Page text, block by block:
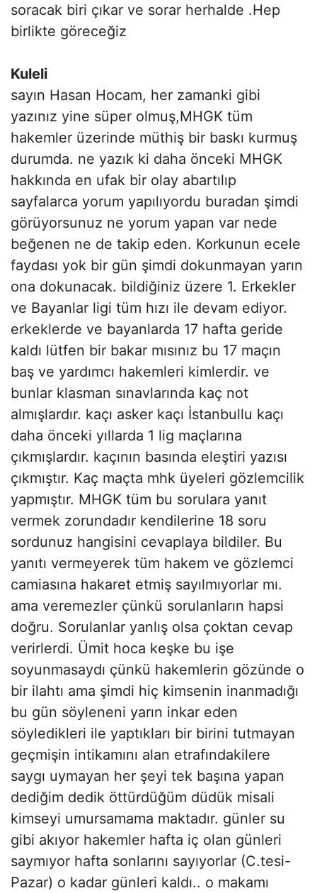
soracak biri çıkar ve sorar herhalde .Hep
birlikte göreceğiz
Kuleli
sayın Hasan Hocam, her zamanki gibi
yazınız yine süper olmuş,MHGK tüm
hakemler üzerinde müthiş bir baskı kurmuş
durumda. ne yazık ki daha önceki MHGK
hakkında en ufak bir olay abartılıp
sayfalarca yorum yapılıyordu buradan şimdi
görüyorsunuz ne yorum yapan var nede
beğenen ne de takip eden. Korkunun ecele
faydası yok bir gün şimdi dokunmayan yarın
ona dokunacak. bildiğiniz üzere 1. Erkekler
ve Bayanlar ligi tüm hızı ile devam ediyor.
erkeklerde ve bayanlarda 17 hafta geride
kaldı lütfen bir bakar mısınız bu 17 maçın
baş ve yardımcı hakemleri kimlerdir. ve
bunlar klasman sınavlarında kaç not
almışlardır. kaçı asker kaçı İstanbullu kaçı
daha önceki yıllarda 1 lig maçlarına
çıkmışlardır. kaçının basında eleştiri yazısı
çıkmıştır. Kaç maçta mhk üyeleri gözlemcilik
yapmıştır. MHGK tüm bu sorulara yanıt
vermek zorundadır kendilerine 18 soru
sordunuz hangisini cevaplaya bildiler. Bu
yanıtı vermeyerek tüm hakem ve gözlemci
camiasına hakaret etmiş sayılmıyorlar mı.
ama veremezler çünkü sorulanların hapsi
doğru. Sorulanlar yanlış olsa çoktan cevap
verirlerdi. Ümit hoca keşke bu işe
soyunmasaydı çünkü hakemlerin gözünde o
bir ilahtı ama şimdi hiç kimsenin inanmadığı
bu gün söyleneni yarın inkar eden
söyledikleri ile yaptıkları bir birini tutmayan
geçmişin intikamını alan etrafındakilere
saygı uymayan her şeyi tek başına yapan
dediğim dedik öttürdüğüm düdük misali
kimseyi umursamama maktadır. günler su
gibi akıyor hakemler hafta iç olan günleri
saymıyor hafta sonlarını sayıyorlar (C.tesi-
Pazar) o kadar günleri kaldı.. o makamı